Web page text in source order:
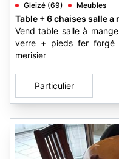
Gleizé (69) Meubles
Table + 6 chaises salle a
Vend table salle à
verre + pieds fer forgé
merisier
Particulier